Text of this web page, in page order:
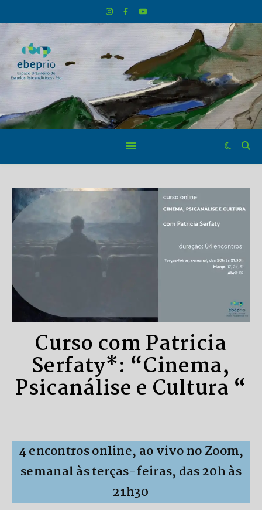
Curso com Patricia
Serfaty*: “Cinema,
Psicanálise e Cultura “
4 encontros online, ao vivo no Zoom,
semanal às terças-feiras, das 20h às
21h30